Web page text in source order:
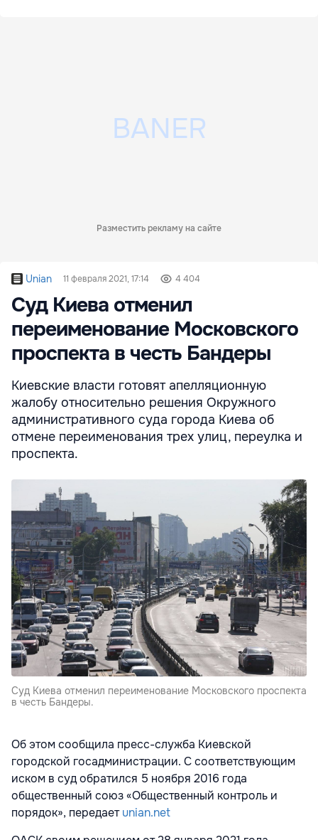
Разместить рекламу на сайте
Unian 11 февраля 2021, 17:14 4 404
Суд Киева отменил
переименование Московского
проспекта в честь Бандеры
Киевские власти готовят апелляционную
жалобу относительно решения Окружного
административного суда города Киева об
отмене переименования трех улиц, переулка и
проспекта.
Суд Киева отменил переименование Московского проспекта
в честь Бандеры.
Об этом сообщила пресс-служба Киевской
городской госадминистрации. С соответствующим
иском в суд обратился 5 ноября 2016 года
общественный союз «Общественный контроль и
порядок», передаетunian.net